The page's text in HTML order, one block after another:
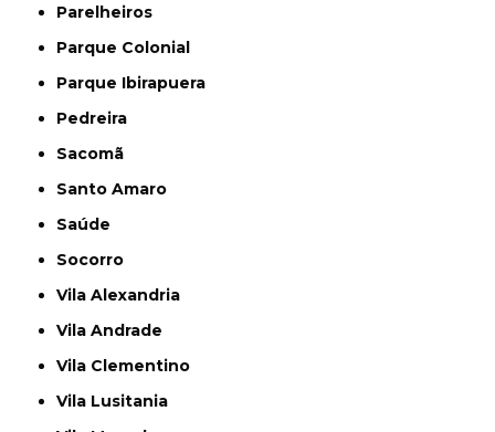
Parelheiros
Parque Colonial
Parque Ibirapuera
Pedreira
Sacomã
Santo Amaro
Saúde
Socorro
Vila Alexandria
Vila Andrade
Vila Clementino
Vila Lusitania